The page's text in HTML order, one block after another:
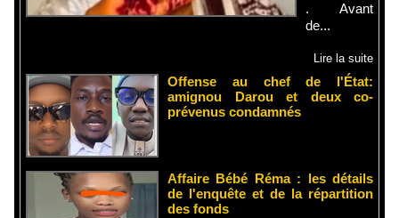
. Avant
de...
Lire la suite
Offense au chef de l'État:
amignou Darou et deux co-
prévenus condamnés
Affaire Bébé Réma : les détails
de l'enquête et de la répartition
des fonds